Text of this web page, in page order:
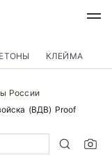
КЛЕЙМА
России
(ВДВ) Proof